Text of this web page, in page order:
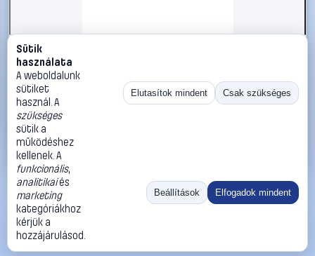
#2696664
KS Tools 9638123 963.8123 Szerelő villáskulcs
Kulcsszélesség (coll) 1 1/2
KS Tools Egyoldalas villáskulcsok
59 990 Ft
Kosárba
«
Ugrás:
Méret:
Rendezés:
©2026
ThermoScope
ÁSZF
Cégbemutató
Sütik
használata
A weboldalunk
sütiket
használ. A
szükséges
sütik a
működéshez
kellenek. A
funkcionális,
analitikaiés
marketing
kategóriákhoz
kérjük a
hozzájárulásod.
Elutasítok mindent Csak szükséges
Beállítások Elfogadok mindent